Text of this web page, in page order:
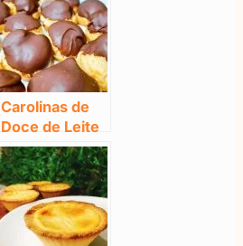
Carolinas de
Doce de Leite